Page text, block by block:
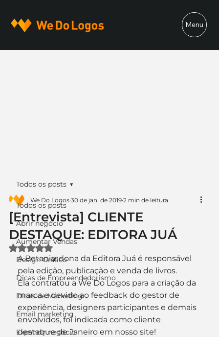
Menu
Todos os posts
Abrir negócio
Aumentar Vendas
Design Gráfico
Dicas de Empreendedorismo
Dicas de Marketing
Email marketing
Expandir negócio
Todos os posts
[Entrevista] CLIENTE
DESTAQUE: EDITORA JUÁ
We Do Logos 30 de jan. de 2019 2 min de leitura
Avaliado com NaN de 5 estrelas.
A Betania, dona da Editora Juá é responsável
pela edição, publicação e venda de livros.
Ela contratou a We Do Logos para a criação da
marca e devido ao feedback do gestor de
experiência, designers participantes e demais
envolvidos, foi indicada como cliente
destaque de Janeiro em nosso site!